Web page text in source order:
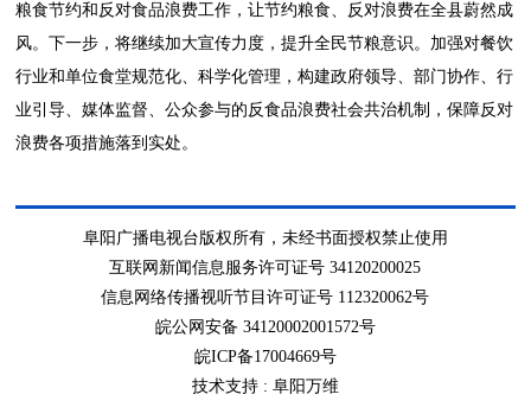
粮食节约和反对食品浪费工作，让节约粮食、反对浪费在全县蔚然成
风。下一步，将继续加大宣传力度，提升全民节粮意识。加强对餐饮
行业和单位食堂规范化、科学化管理，构建政府领导、部门协作、行
业引导、媒体监督、公众参与的反食品浪费社会共治机制，保障反对
浪费各项措施落到实处。
阜阳广播电视台版权所有，未经书面授权禁止使用
互联网新闻信息服务许可证号 34120200025
信息网络传播视听节目许可证号 112320062号
皖公网安备 34120002001572号
皖ICP备17004669号
技术支持 : 阜阳万维